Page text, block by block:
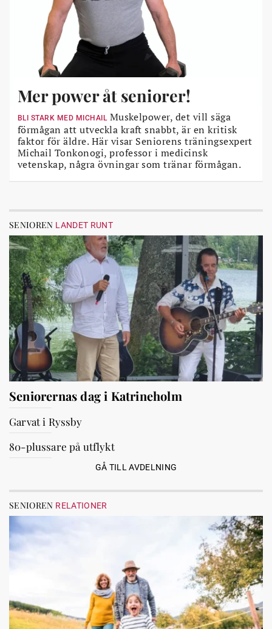
Mer power åt seniorer!
BLI STARK MED MICHAILMuskelpower, det vill säga
förmågan att utveckla kraft snabbt, är en kritisk
faktor för äldre. Här visar Seniorens träningsexpert
Michail Tonkonogi, professor i medicinsk
vetenskap, några övningar som tränar förmågan.
SENIOREN LANDET RUNT
Seniorernas dag i Katrineholm
Garvat i Ryssby
80-plussare på utflykt
GÅ TILL AVDELNING
SENIOREN RELATIONER